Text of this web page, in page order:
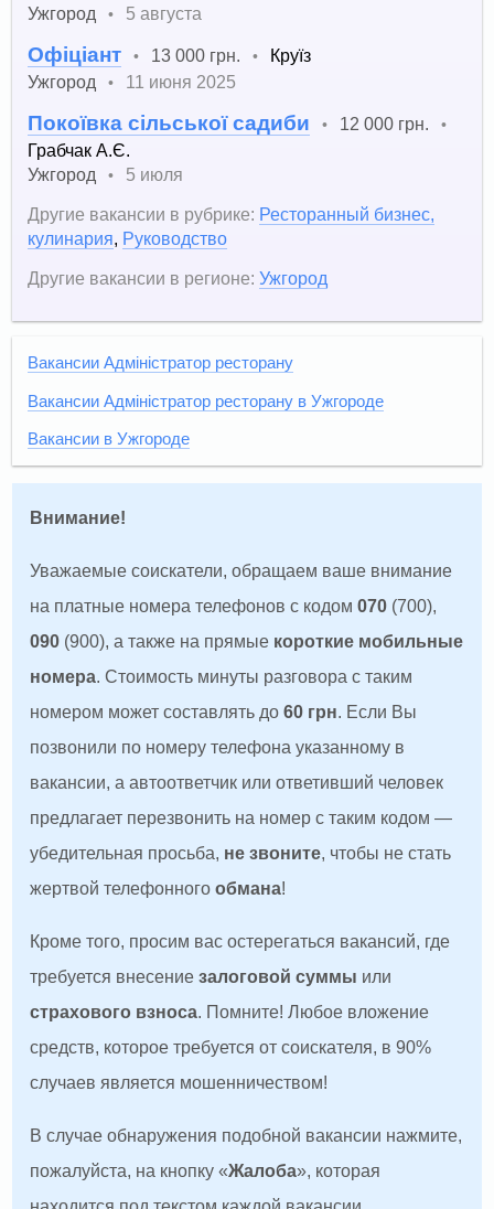
Ужгород • 5 августа
Офіціант • 13 000 грн. •
Круїз
Ужгород
• 11 июня 2025
Покоївка сільської садиби • 12 000 грн. •
Грабчак А.Є.
Ужгород
•
5 июля
Другие вакансии в рубрике: Ресторанный бизнес,
кулинария, Руководство
Другие вакансии в регионе: Ужгород
Вакансии Адміністратор ресторану
Вакансии Адміністратор ресторану в Ужгороде
Вакансии в Ужгороде
Внимание!
Уважаемые соискатели, обращаем ваше внимание
на платные номера телефонов с кодом070 (700),
090 (900), а также на прямые короткие мобильные
номера. Стоимость минуты разговора с таким
номером может составлять до60 грн. Если Вы
позвонили по номеру телефона указанному в
вакансии, а автоответчик или ответивший человек
предлагает перезвонить на номер с таким кодом —
убедительная просьба, не звоните, чтобы не стать
жертвой телефонногообмана!
Кроме того, просим вас остерегаться вакансий, где
требуется внесениезалоговой суммы или
страхового взноса. Помните! Любое вложение
средств, которое требуется от соискателя, в 90%
случаев является мошенничеством!
В случае обнаружения подобной вакансии нажмите,
пожалуйста, на кнопку «Жалоба», которая